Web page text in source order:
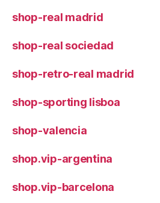
shop-real madrid
shop-real sociedad
shop-retro-real madrid
shop-sporting lisboa
shop-valencia
shop.vip-argentina
shop.vip-barcelona